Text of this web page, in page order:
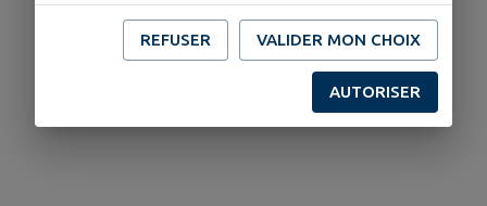
REFUSER VALIDER MON CHOIX
AUTORISER